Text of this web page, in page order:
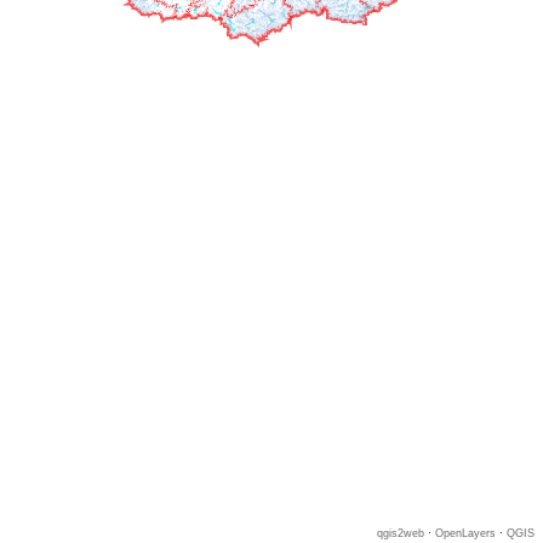
qgis2web ·OpenLayers ·QGIS